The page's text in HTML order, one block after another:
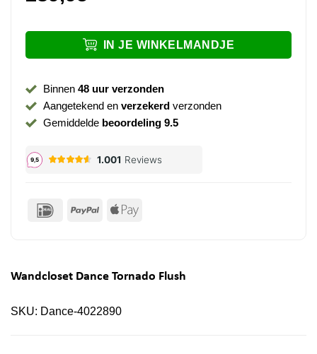
IN JE WINKELMANDJE
Binnen 48 uur verzonden
Aangetekend en verzekerdverzonden
Gemiddelde beoordeling 9.5
IDeal PayPal Apple
Wandcloset Dance Tornado Flush
SKU: Dance-4022890